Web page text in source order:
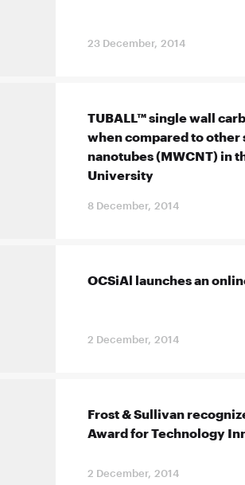
23 December, 2014
TUBALL™ single wall
when compared to other
nanotubes (MWCNT) in
University
8 December, 2014
OCSiAl launches an
2 December, 2014
Frost & Sullivan
Award for Technology
2 December, 2014